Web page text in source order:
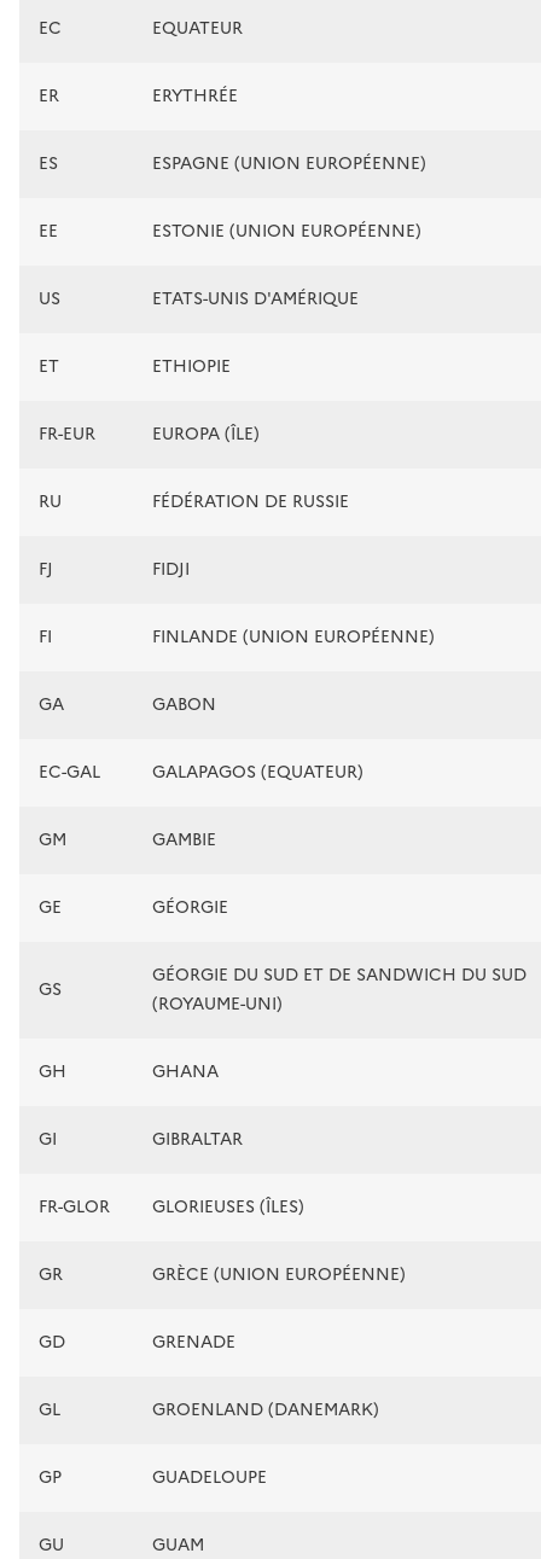
EC EQUATEUR
ER ERYTHRÉE
ES ESPAGNE (UNION EUROPÉENNE)
EE ESTONIE (UNION EUROPÉENNE)
US ETATS-UNIS D'AMÉRIQUE
ET ETHIOPIE
FR-EUR EUROPA (ÎLE)
RU FÉDÉRATION DE RUSSIE
FJ FIDJI
FI FINLANDE (UNION EUROPÉENNE)
GA GABON
EC-GAL GALAPAGOS (EQUATEUR)
GM GAMBIE
GE GÉORGIE
GS
GÉORGIE DU SUD ET DE SANDWICH DU SUD
(ROYAUME-UNI)
GH GHANA
GI GIBRALTAR
FR-GLOR GLORIEUSES (ÎLES)
GR GRÈCE (UNION EUROPÉENNE)
GD GRENADE
GL GROENLAND (DANEMARK)
GP GUADELOUPE
GU GUAM